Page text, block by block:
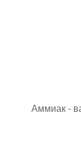
Аммиак -